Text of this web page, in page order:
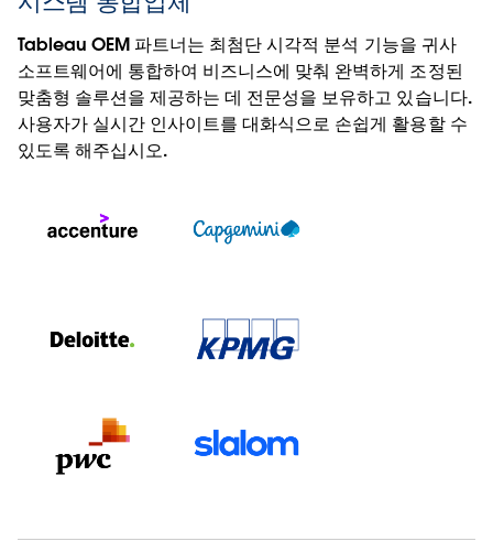
Tableau OEM 파트너는 최첨단 시각적 분석 기능을 귀사
소프트웨어에 통합하여 비즈니스에 맞춰 완벽하게 조정된
맞춤형 솔루션을 제공하는 데 전문성을 보유하고 있습니다.
사용자가 실시간 인사이트를 대화식으로 손쉽게 활용할 수
있도록 해주십시오.